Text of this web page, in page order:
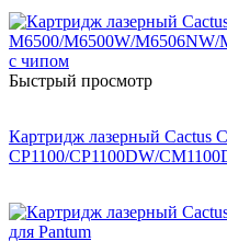
Быстрый просмотр
Картридж лазерный Cactus
CP1100/CP1100DW/